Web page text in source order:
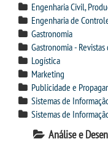
LICENCIATURAS
TECNOLÓGICOS
VESTIBULAR
INSCREVA-SE
Engenharia Civil,
Engenharia de
Gastronomia
Gastronomia -
Logística
Marketing
Publicidade e
Sistemas de
Sistemas de
Análise e